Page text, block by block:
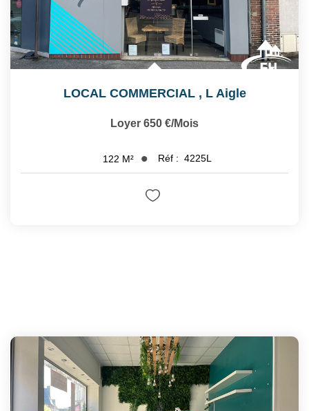
LOCAL COMMERCIAL , L Aigle
Loyer 650 €/mois
122 M² Réf : 4225L